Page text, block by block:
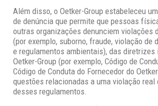
Além disso, o Oetker-Group estabeleceu
de denúncia que permite que pessoas
outras organizações denunciem violações
(por exemplo, suborno, fraude, violação de
e regulamentos ambientais), das diretrizes
Oetker-Group (por exemplo, Código de
Código de Conduta do Fornecedor do
questões relacionadas a uma violação real
desses regulamentos.